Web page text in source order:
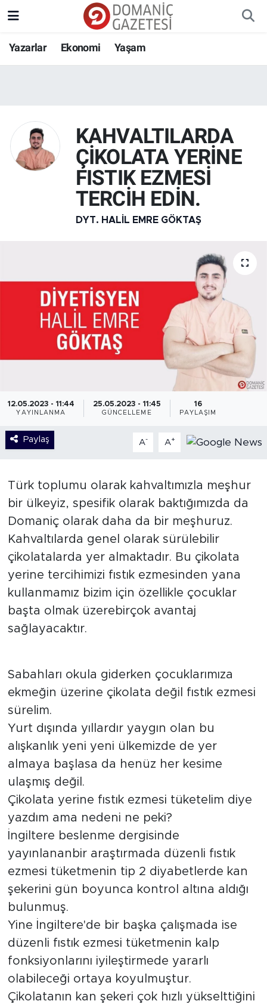
Yazarlar Ekonomi Yaşam
KAHVALTILARDA
ÇİKOLATA YERİNE
FISTIK EZMESİ
TERCİH EDİN.
DYT. HALIL EMRE GÖKTAŞ
12.05.2023 - 11:44
YAYINLANMA
25.05.2023 - 11:45
GÜNCELLEME
16
PAYLAŞIM
Paylaş A- A+
Türk toplumu olarak kahvaltımızla meşhur
bir ülkeyiz, spesifik olarak baktığımızda da
Domaniç olarak daha da bir meşhuruz.
Kahvaltılarda genel olarak sürülebilir
çikolatalarda yer almaktadır. Bu çikolata
yerine tercihimizi fıstık ezmesinden yana
kullanmamız bizim için özellikle çocuklar
başta olmak üzerebirçok avantaj
sağlayacaktır.
Sabahları okula giderken çocuklarımıza
ekmeğin üzerine çikolata değil fıstık ezmesi
sürelim.
Yurt dışında yıllardır yaygın olan bu
alışkanlık yeni yeni ülkemizde de yer
almaya başlasa da henüz her kesime
ulaşmış değil.
Çikolata yerine fıstık ezmesi tüketelim diye
yazdım ama nedeni ne peki?
İngiltere beslenme dergisinde
yayınlananbir araştırmada düzenli fıstık
ezmesi tüketmenin tip 2 diyabetlerde kan
şekerini gün boyunca kontrol altına aldığı
bulunmuş.
Yine İngiltere'de bir başka çalışmada ise
düzenli fıstık ezmesi tüketmenin kalp
fonksiyonlarını iyileştirmede yararlı
olabileceği ortaya koyulmuştur.
Çikolatanın kan şekeri çok hızlı yükselttiğini